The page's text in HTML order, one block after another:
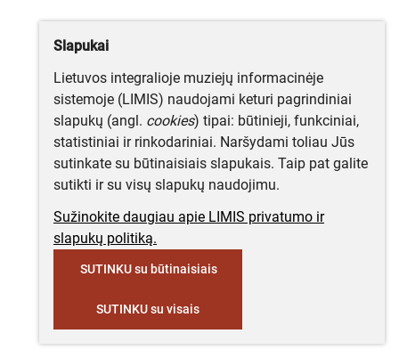
Slapukai
Lietuvos integralioje muziejų informacinėje
sistemoje (LIMIS) naudojami keturi pagrindiniai
slapukų (angl. cookies) tipai: būtinieji, funkciniai,
statistiniai ir rinkodariniai. Naršydami toliau Jūs
sutinkate su būtinaisiais slapukais. Taip pat galite
sutikti ir su visų slapukų naudojimu.
Sužinokite daugiau apie LIMIS privatumo ir
slapukų politiką.
SUTINKU su būtinaisiais
SUTINKU su visais